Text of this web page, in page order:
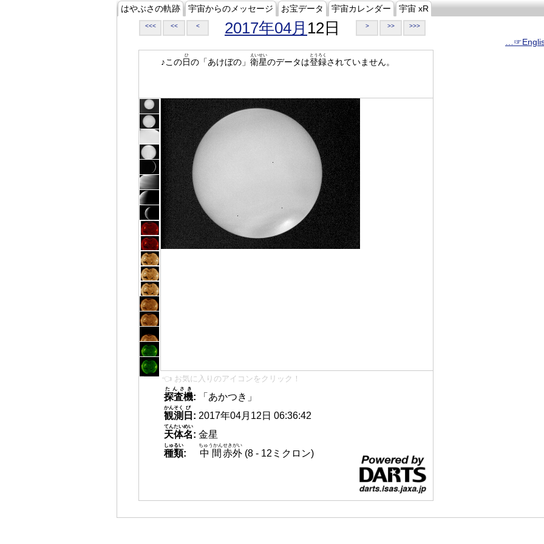
はやぶさの軌跡 宇宙からのメッセージ お宝データ 宇宙カレンダー 宇宙 xR
<<< << < 2017年04月 12日 > >> >>>
♪この日
ひ
の「あけぼの」 衛星
えいせい
のデータは登録
とうろく
されていません。
👈 お気に入りのアイコンをクリック！
探査機
たんさき
:
「あかつき」
観測
かんそく
日
び
: 2017年04月12日 06:36:42
天体名
てんたいめい
: 金星
種類
しゅるい
: 中間
ちゅうかん
赤外
せきがい
(8 - 12ミクロン)